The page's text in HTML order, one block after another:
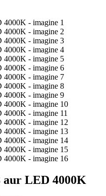
LED 4000K